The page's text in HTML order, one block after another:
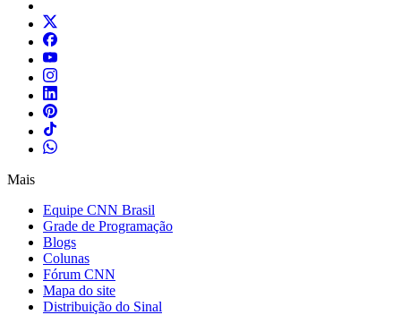
Mais
Equipe CNN Brasil
Grade de Programação
Blogs
Colunas
Fórum CNN
Mapa do site
Distribuição do Sinal